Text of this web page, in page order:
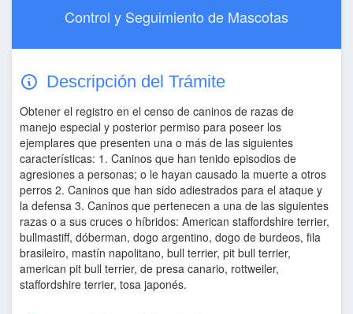
Control y Seguimiento de Mascotas
Descripción del Trámite
Obtener el registro en el censo de caninos de razas de
manejo especial y posterior permiso para poseer los
ejemplares que presenten una o más de las siguientes
características: 1. Caninos que han tenido episodios de
agresiones a personas; o le hayan causado la muerte a otros
perros 2. Caninos que han sido adiestrados para el ataque y
la defensa 3. Caninos que pertenecen a una de las siguientes
razas o a sus cruces o híbridos: American staffordshire terrier,
bullmastiff, dóberman, dogo argentino, dogo de burdeos, fila
brasileiro, mastín napolitano, bull terrier, pit bull terrier,
american pit bull terrier, de presa canario, rottweiler,
staffordshire terrier, tosa japonés.